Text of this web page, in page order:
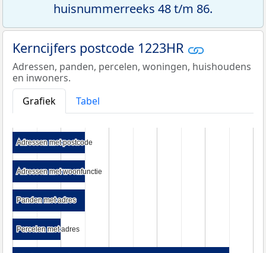
huisnummerreeks 48 t/m 86.
Kerncijfers postcode 1223HR
Adressen, panden, percelen, woningen, huishoudens
en inwoners.
Grafiek
Tabel
Adressen met postcode
Adressen met postcode
Adressen met woonfunctie
Adressen met woonfunctie
Panden met adres
Panden met adres
Percelen met adres
Percelen met adres